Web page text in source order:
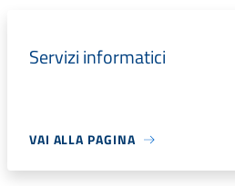
Servizi informatici
VAI ALLA PAGINA